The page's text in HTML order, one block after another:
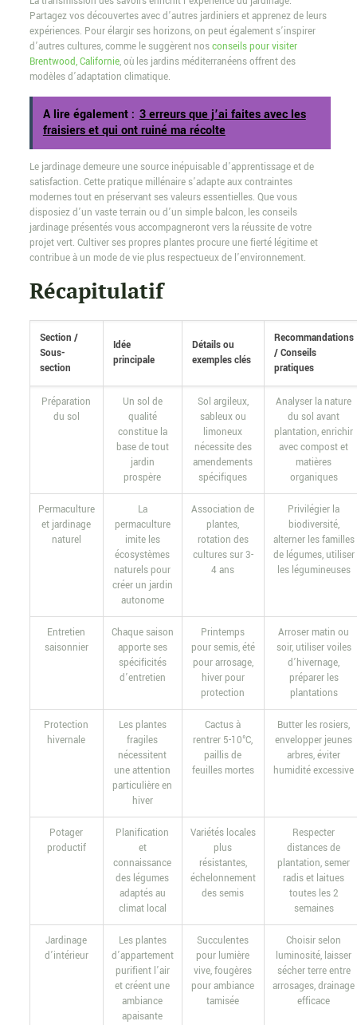
Partagez vos découvertes avec d’autres jardiniers et apprenez de leurs
expériences. Pour élargir ses horizons, on peut également s’inspirer
d’autres cultures, comme le suggèrent nosconseils pour visiter
Brentwood, Californie, où les jardins méditerranéens offrent des
modèles d’adaptation climatique.
A lire également : 3 erreurs que j’ai faites avec les
fraisiers et qui ont ruiné ma récolte
Le jardinage demeure une source inépuisable d’apprentissage et de
satisfaction. Cette pratique millénaire s’adapte aux contraintes
modernes tout en préservant ses valeurs essentielles. Que vous
disposiez d’un vaste terrain ou d’un simple balcon, les conseils
jardinage présentés vous accompagneront vers la réussite de votre
projet vert. Cultiver ses propres plantes procure une fierté légitime et
contribue à un mode de vie plus respectueux de l’environnement.
Récapitulatif
Section /
Sous-
section
Idée
principale
Détails ou
exemples clés
Recommandations
/ Conseils
pratiques
Préparation
du sol
Un sol de
qualité
constitue la
base de tout
jardin
prospère
Sol argileux,
sableux ou
limoneux
nécessite des
amendements
spécifiques
Analyser la nature
du sol avant
plantation, enrichir
avec compost et
matières
organiques
Permaculture
et jardinage
naturel
La
permaculture
imite les
écosystèmes
naturels pour
créer un jardin
autonome
Association de
plantes,
rotation des
cultures sur 3-
4 ans
Privilégier la
biodiversité,
alterner les familles
de légumes, utiliser
les légumineuses
Entretien
saisonnier
Chaque saison
apporte ses
spécificités
d’entretien
Printemps
pour semis, été
pour arrosage,
hiver pour
protection
Arroser matin ou
soir, utiliser voiles
d’hivernage,
préparer les
plantations
Protection
hivernale
Les plantes
fragiles
nécessitent
une attention
particulière en
hiver
Cactus à
rentrer 5-10°C,
paillis de
feuilles mortes
Butter les rosiers,
envelopper jeunes
arbres, éviter
humidité excessive
Potager
productif
Planification
et
connaissance
des légumes
adaptés au
climat local
Variétés locales
plus
résistantes,
échelonnement
des semis
Respecter
distances de
plantation, semer
radis et laitues
toutes les 2
semaines
Jardinage
d’intérieur
Les plantes
d’appartement
purifient l’air
et créent une
ambiance
apaisante
Succulentes
pour lumière
vive, fougères
pour ambiance
tamisée
Choisir selon
luminosité, laisser
sécher terre entre
arrosages, drainage
efficace